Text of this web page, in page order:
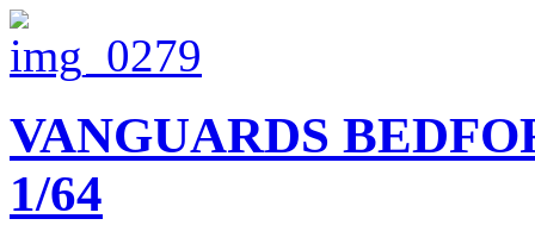
VANGUARDS
1/64